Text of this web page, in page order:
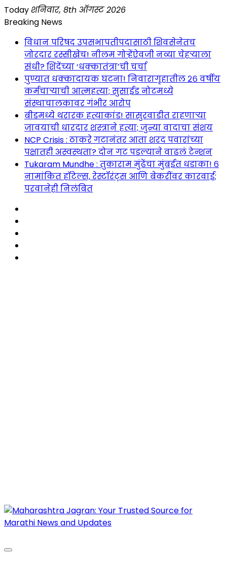
Skip
to
Today शनिवार, 8th ऑगस्ट 2026
Breaking News
विधान परिषद उपसभापतीपदासाठी शिवसेनेतच
जोरदार रस्सीखेच! नीलम गोऱ्हेंऐवजी नव्या चेहऱ्याला
संधी? शिंदेंच्या ‘धक्कातंत्रा’ची चर्चा
पुण्यात धक्कादायक घटना! निवारागृहातील २६ वर्षीय
कर्मचाऱ्याची आत्महत्या; सुसाईड नोटमध्ये
संस्थाचालकावर गंभीर आरोप
बीडमध्ये थरारक हत्याकांड! सासुरवाडीत राहणाऱ्या
जावयाची धारदार शस्त्राने हत्या; जुन्या वादाचा संशय
NCP Crisis : ठाकरे गटानंतर आता शरद पवारांच्या
पक्षातही अस्वस्थता? दोन गट पडल्याने वाढलं टेन्शन
Tukaram Mundhe : तुकाराम मुंढेंचा मुंबईत धडाका! ६
नामांकित हॉटेल्स, रेस्टॉरंट्स आणि बेकरींवर कारवाई;
परवानेही निलंबित
Maharashtra Jagran : Your Trusted Companion